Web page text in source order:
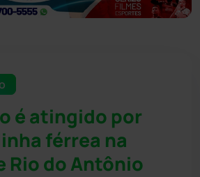
é atingido por
férrea na
Rio do Antônio